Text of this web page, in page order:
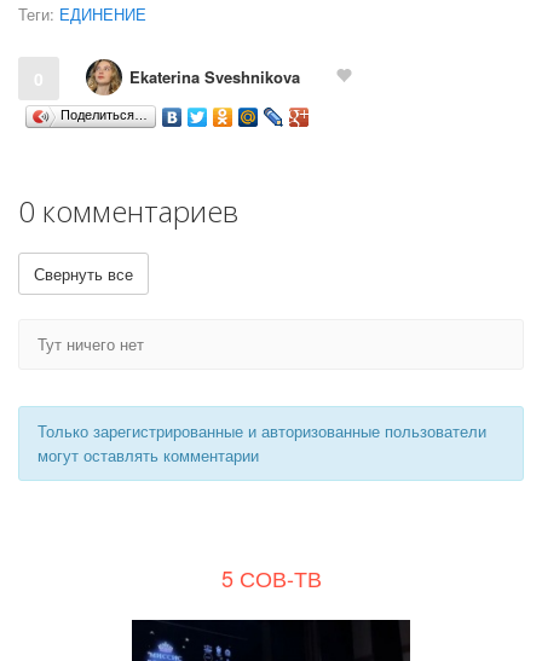
Теги: ЕДИНЕНИЕ
0 Ekaterina Sveshnikova
Поделиться…
0 комментариев
Свернуть все
Тут ничего нет
Только зарегистрированные и авторизованные пользователи
могут оставлять комментарии
5 СОВ-ТВ